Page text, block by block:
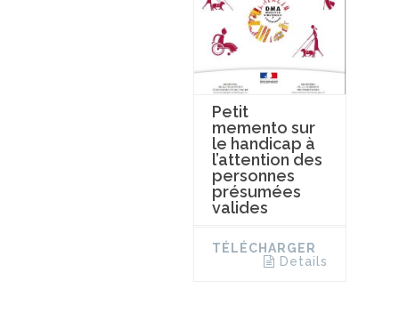
Petit
memento sur
le handicap à
l’attention des
personnes
présumées
valides
TÉLÉCHARGER
Details